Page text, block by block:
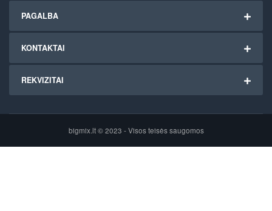
PAGALBA
KONTAKTAI
REKVIZITAI
bigmix.lt © 2023 - Visos teisės saugomos